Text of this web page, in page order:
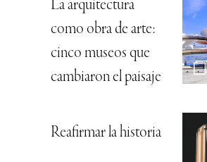
La arquitectura
como obra de arte:
cinco museos que
cambiaron el paisaje
Reafirmar la historia